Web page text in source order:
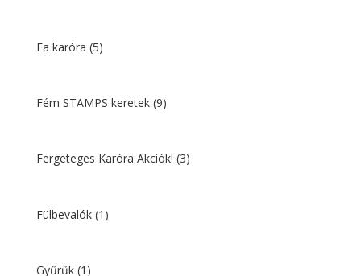
Fa karóra (5)
Fém STAMPS keretek (9)
Fergeteges Karóra Akciók! (3)
Fülbevalók (1)
Gyűrűk (1)